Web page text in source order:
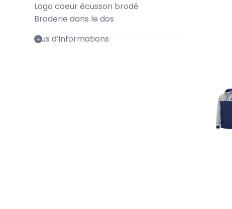
Logo coeur écusson brodé
Broderie dans le dos
Plus d’informations